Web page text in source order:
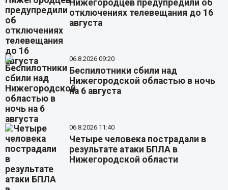
Нижегородцев предупредили об
отключениях телевещания до 16
августа
06.8.2026 09:20
Беспилотники сбили над
Нижегородской областью в ночь
на 6 августа
06.8.2026 11:40
Четыре человека пострадали в
результате атаки БПЛА в
Нижегородской области